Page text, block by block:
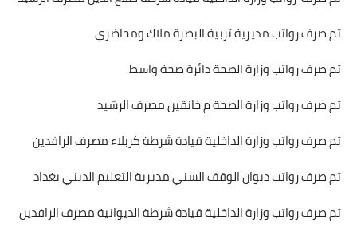
تم صرف رواتب مديرية تربية البصرة ملاك ومحاضري
تم صرف رواتب وزارة الصحة دائرة صحة واسط
تم صرف رواتب وزارة الصحة م خانقين مصرف الرشيد
تم صرف رواتب وزارة الداخلية قيادة شرطة كربلاء مصرف الرافدين
تم صرف رواتب ديوان الوقف السني مديرية التعليم الديني بغداد
تم صرف رواتب وزارة الداخلية قيادة شرطة الديوانية مصرف الرافدين